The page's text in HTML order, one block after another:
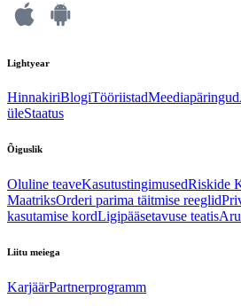
Lightyear
HinnakiriBlogiTööriistadMeediapäringud
üleStaatus
Õiguslik
Oluline teaveKasutustingimusedRiskide
MaatriksOrderi parima täitmise reeglid
kasutamise kordLigipääsetavuse teatis
Liitu meiega
KarjäärPartnerprogramm